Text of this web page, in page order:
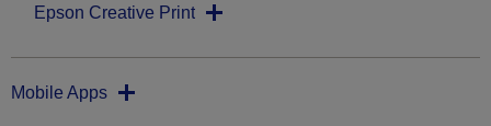
Epson Creative Print
Mobile Apps